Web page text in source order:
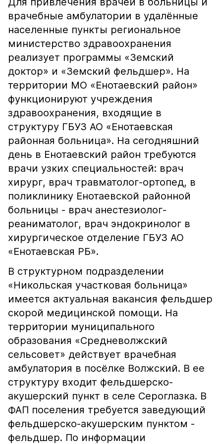
врачебные амбулатории в удалённые
населенные пункты региональное
министерство здравоохранения
реализует программы «Земский
доктор» и «Земский фельдшер». На
территории МО «Енотаевский район»
функционируют учреждения
здравоохранения, входящие в
структуру ГБУЗ АО «Енотаевская
районная больница». На сегодняшний
день в Енотаевский район требуются
врачи узких специальностей: врач
хирург, врач травматолог-ортопед, в
поликлинику Енотаевской районной
больницы - врач анестезиолог-
реаниматолог, врач эндокринолог в
хирургическое отделение ГБУЗ АО
«Енотаевская РБ».
В структурном подразделении
«Никольская участковая больница»
имеется актуальная вакансия фельдшер
скорой медицинской помощи. На
территории муниципального
образования «Средневолжский
сельсовет» действует врачебная
амбулатория в посёлке Волжский. В ее
структуру входит фельдшерско-
акушерский пункт в селе Сероглазка. В
ФАП поселения требуется заведующий
фельдшерско-акушерским пунктом -
фельдшер. По информации